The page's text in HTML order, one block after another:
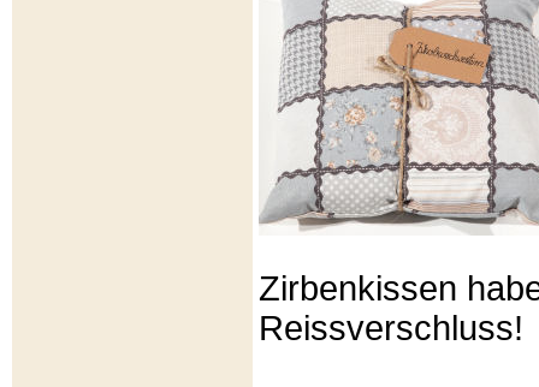
Zirbenkissen
Reissverschluss!